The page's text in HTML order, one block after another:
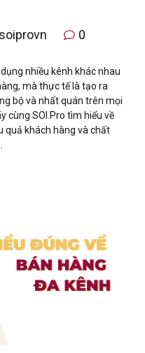
0
nhiều kênh khác nhau
mà thực tế là tạo ra
bộ và nhất quán trên mọi
cùng SOI.Pro tìm hiểu về
quả khách hàng và chất